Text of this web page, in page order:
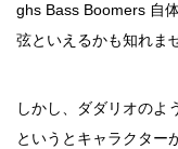
ghs Bass Boomers 自
弦といえるかも知れま
しかし、ダダリオのよ
というとキャラクター